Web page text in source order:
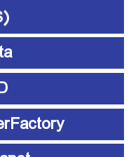
(GELS)